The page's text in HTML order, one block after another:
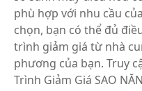
phù hợp với nhu cầu
chọn, bạn có thể đủ
trình giảm giá từ nhà
phương của bạn. Truy
Trình Giảm Giá SAO